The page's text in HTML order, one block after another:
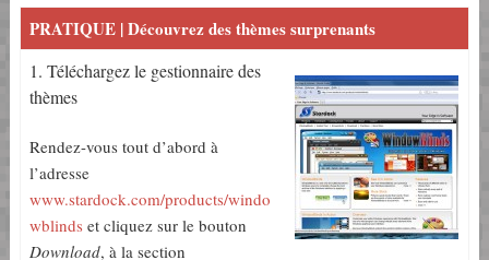
PRATIQUE | Découvrez des thèmes surprenants
1. Téléchargez le gestionnaire des
thèmes
Rendez-vous tout d’abord à
l’adresse
www.stardock.com/products/windo
wblinds et cliquez sur le bouton
Download, à la section